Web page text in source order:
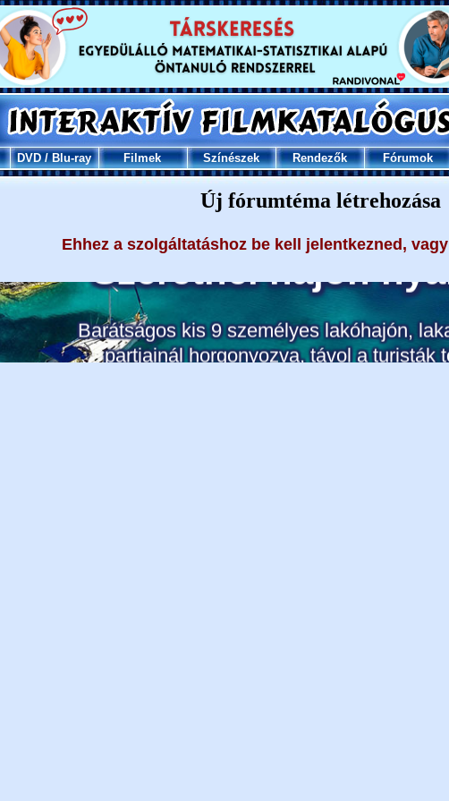
DVD/Blu-ray Filmek Színészek Rendezők Fórumok
Új fórumtéma létrehozása
Ehhez a szolgáltatáshoz be kell jelentkezned, vagy